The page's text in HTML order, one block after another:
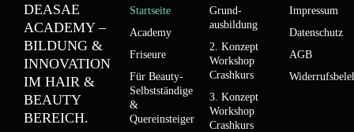
DEASAE
ACADEMY –
BILDUNG &
INNOVATION
IM HAIR &
BEAUTY
BEREICH.
Startseite
Academy
Friseure
Für Beauty-
Selbstständige
&
Quereinsteiger
Grund­­
ausbildung
2. Konzept
Workshop
Crashkurs
3. Konzept
Workshop
Crashkurs
Impressum
Datenschutz
AGB